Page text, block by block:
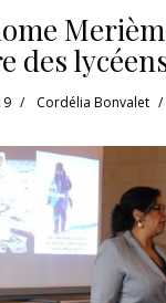
des
Cordélia Bonvalet